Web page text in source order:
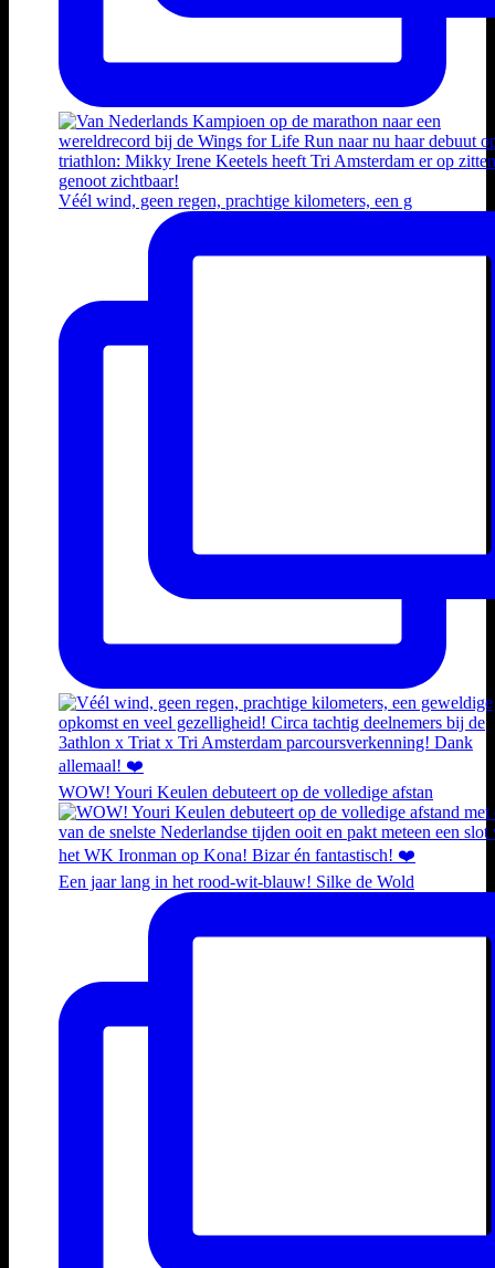
Véél wind, geen regen, prachtige kilometers, een g
WOW! Youri Keulen debuteert op de volledige afstan
Een jaar lang in het rood-wit-blauw! Silke de Wold